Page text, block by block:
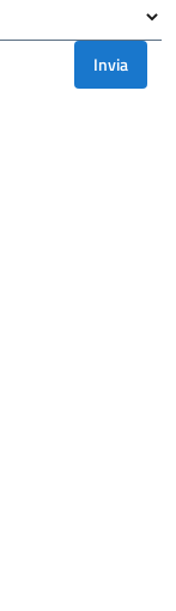
Invia